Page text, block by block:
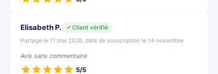
Elisabeth P.
Client vérifié
Partagé le 11 mai 2026, date de souscription le 14 novembre
Avis sans commentaire
5/5